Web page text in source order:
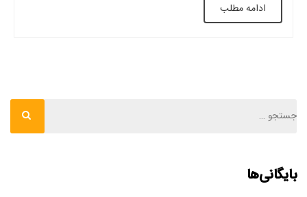
سازی سقف وافل سقف وافل یک عنصر […]
ادامه مطلب
بایگانی‌ها